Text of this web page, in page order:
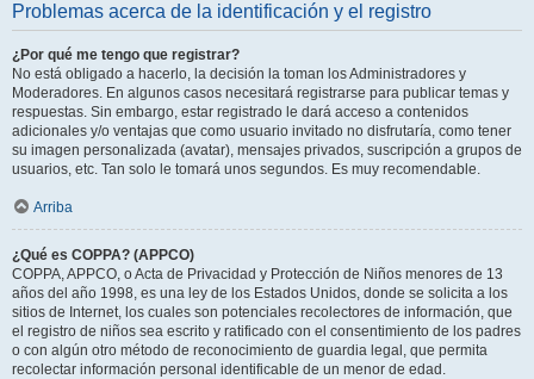
Problemas acerca de la identificación y el registro
¿Por qué me tengo que registrar?
No está obligado a hacerlo, la decisión la toman los Administradores y
Moderadores. En algunos casos necesitará registrarse para publicar temas y
respuestas. Sin embargo, estar registrado le dará acceso a contenidos
adicionales y/o ventajas que como usuario invitado no disfrutaría, como tener
su imagen personalizada (avatar), mensajes privados, suscripción a grupos de
usuarios, etc. Tan solo le tomará unos segundos. Es muy recomendable.
Arriba
¿Qué es COPPA? (APPCO)
COPPA, APPCO, o Acta de Privacidad y Protección de Niños menores de 13
años del año 1998, es una ley de los Estados Unidos, donde se solicita a los
sitios de Internet, los cuales son potenciales recolectores de información, que
el registro de niños sea escrito y ratificado con el consentimiento de los padres
o con algún otro método de reconocimiento de guardia legal, que permita
recolectar información personal identificable de un menor de edad.